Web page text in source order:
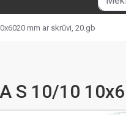
mm ar skrūvi, 20.gb
S 10/10